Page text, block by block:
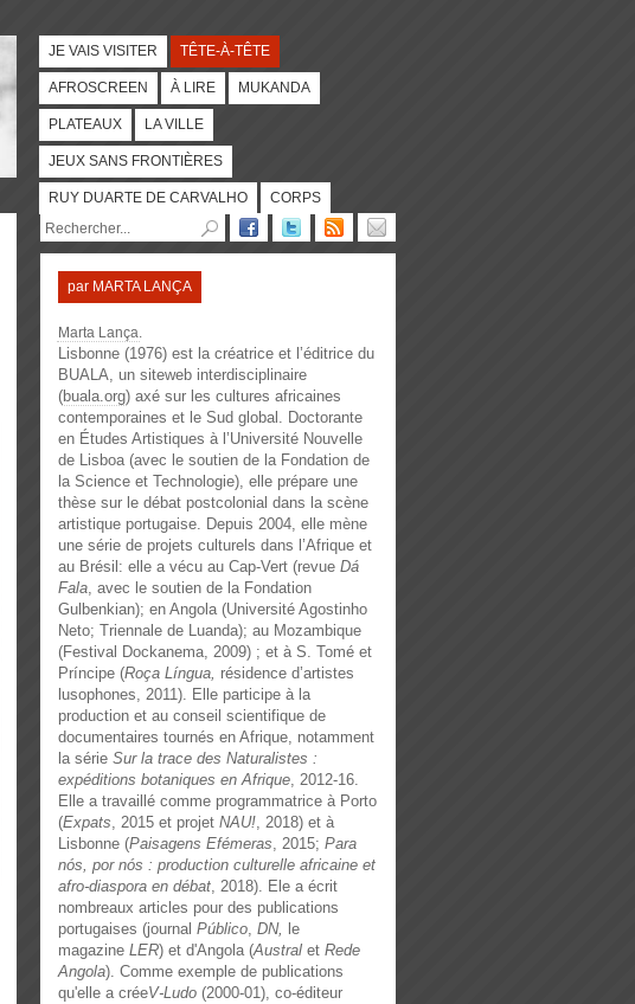
JE VAIS VISITER TÊTE-À-TÊTE
AFROSCREEN À LIRE MUKANDA
PLATEAUX LA VILLE
JEUX SANS FRONTIÈRES
RUY DUARTE DE CARVALHO CORPS
par MARTA LANÇA
Marta Lança.
Lisbonne (1976) est la créatrice et l’éditrice du
BUALA, un siteweb interdisciplinaire
(buala.org) axé sur les cultures africaines
contemporaines et le Sud global. Doctorante
en Études Artistiques à l’Université Nouvelle
de Lisboa (avec le soutien de la Fondation de
la Science et Technologie), elle prépare une
thèse sur le débat postcolonial dans la scène
artistique portugaise. Depuis 2004, elle mène
une série de projets culturels dans l’Afrique et
au Brésil: elle a vécu au Cap-Vert (revue Dá
Fala, avec le soutien de la Fondation
Gulbenkian); en Angola (Université Agostinho
Neto; Triennale de Luanda); au Mozambique
(Festival Dockanema, 2009) ; et à S. Tomé et
Príncipe (Roça Língua, résidence d’artistes
lusophones, 2011). Elle participe à la
production et au conseil scientifique de
documentaires tournés en Afrique, notamment
la série Sur la trace des Naturalistes :
expéditions botaniques en Afrique, 2012-16.
Elle a travaillé comme programmatrice à Porto
(Expats, 2015 et projet NAU!, 2018) et à
Lisbonne (Paisagens Efémeras, 2015; Para
nós, por nós : production culturelle africaine et
afro-diaspora en débat, 2018). Ele a écrit
nombreaux articles pour des publications
portugaises (journal Público, DN, le
magazine LER) et d'Angola (Austral et Rede
Angola). Comme exemple de publications
qu'elle a créeV-Ludo (2000-01), co-éditeur